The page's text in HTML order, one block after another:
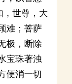
，世尊，大
难；菩萨
极，断除
宝珠著浊
便消一切